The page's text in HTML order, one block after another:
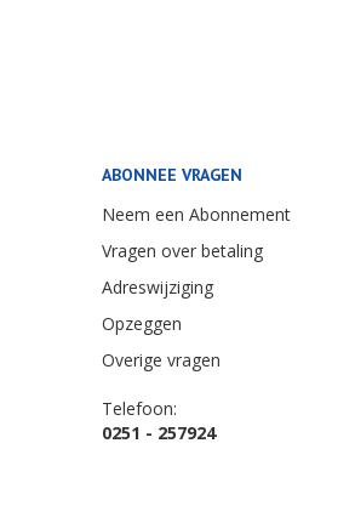
ABONNEE VRAGEN
Neem een Abonnement
Vragen over betaling
Adreswijziging
Opzeggen
Overige vragen
Telefoon:
0251 - 257924